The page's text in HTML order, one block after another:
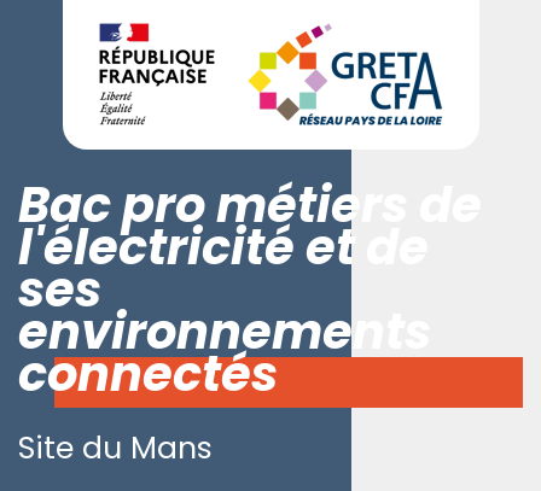
Bac pro métiers de
l'électricité et de
ses
environnements
connectés
Site du Mans